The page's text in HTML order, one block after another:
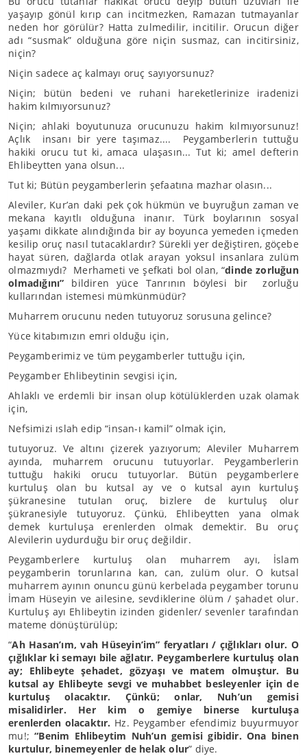
yaşayıp gönül kırıp can incitmezken, Ramazan tutmayanlar
neden hor görülür? Hatta zulmedilir, incitilir. Orucun diğer
adı “susmak” olduğuna göre niçin susmaz, can incitirsiniz,
niçin?
Niçin sadece aç kalmayı oruç sayıyorsunuz?
Niçin; bütün bedeni ve ruhani hareketlerinize iradenizi
hakim kılmıyorsunuz?
Niçin; ahlaki boyutunuza orucunuzu hakim kılmıyorsunuz!
Açlık insanı bir yere taşımaz.... Peygamberlerin tuttuğu
hakiki orucu tut ki, amaca ulaşasın... Tut ki; amel defterin
Ehlibeytten yana olsun...
Tut ki; Bütün peygamberlerin şefaatına mazhar olasın...
Aleviler, Kur’an daki pek çok hükmün ve buyruğun zaman ve
mekana kayıtlı olduğuna inanır. Türk boylarının sosyal
yaşamı dikkate alındığında bir ay boyunca yemeden içmeden
kesilip oruç nasıl tutacaklardır? Sürekli yer değiştiren, göçebe
hayat süren, dağlarda otlak arayan yoksul insanlara zulüm
olmazmıydı? Merhameti ve şefkati bol olan, “dinde zorluğun
olmadığını” bildiren yüce Tanrının böylesi bir zorluğu
kullarından istemesi mümkünmüdür?
Muharrem orucunu neden tutuyoruz sorusuna gelince?
Yüce kitabımızın emri olduğu için,
Peygamberimiz ve tüm peygamberler tuttuğu için,
Peygamber Ehlibeytinin sevgisi için,
Ahlaklı ve erdemli bir insan olup kötülüklerden uzak olamak
için,
Nefsimizi ıslah edip “insan-ı kamil” olmak için,
tutuyoruz. Ve altını çizerek yazıyorum; Aleviler Muharrem
ayında, muharrem orucunu tutuyorlar. Peygamberlerin
tuttuğu hakiki orucu tutuyorlar. Bütün peygamberlere
kurtuluş olan bu kutsal ay ve o kutsal ayın kurtuluş
şükranesine tutulan oruç, bizlere de kurtuluş olur
şükranesiyle tutuyoruz. Çünkü, Ehlibeytten yana olmak
demek kurtuluşa erenlerden olmak demektir. Bu oruç
Alevilerin uydurduğu bir oruç değildir.
Peygamberlere kurtuluş olan muharrem ayı, İslam
peygamberin torunlarına kan, can, zulüm olur. O kutsal
muharrem ayının onuncu günü kerbelada peygamber torunu
İmam Hüseyin ve ailesine, sevdiklerine ölüm / şahadet olur.
Kurtuluş ayı Ehlibeytin izinden gidenler/ sevenler tarafından
mateme dönüştürülüp;
“Ah Hasan’ım, vah Hüseyin’im” feryatları / çığlıkları olur. O
çığlıklar ki semayı bile ağlatır. Peygamberlere kurtuluş olan
ay; Ehlibeyte şehadet, gözyaşı ve matem olmuştur. Bu
kutsal ay Ehlibeyte sevgi ve muhabbet besleyenler için de
kurtuluş olacaktır. Çünkü; onlar, Nuh’un gemisi
misalidirler. Her kim o gemiye binerse kurtuluşa
erenlerden olacaktır. Hz. Peygamber efendimiz buyurmuyor
mu!; “Benim Ehlibeytim Nuh’un gemisi gibidir. Ona binen
kurtulur, binemeyenler de helak olur” diye.